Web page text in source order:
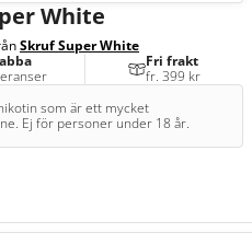
White
Skruf Super White
Fri frakt
fr. 399 kr
som är ett mycket
Ej för personer under 18 år.